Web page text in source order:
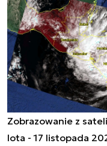
Zobrazowanie z
Iota - 17 listopada